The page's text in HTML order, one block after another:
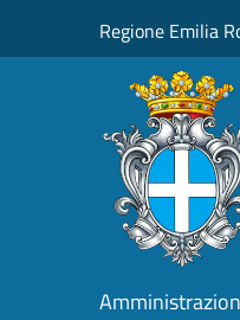
Regione Emilia